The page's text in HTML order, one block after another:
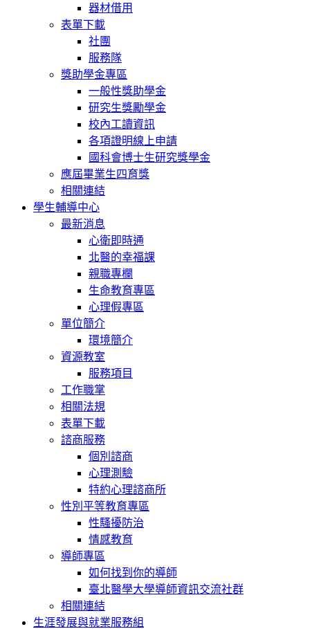
器材借用
表單下載
社團
服務隊
獎助學金專區
一般性獎助學金
研究生獎勵學金
校內工讀資訊
各項證明線上申請
國科會博士生研究獎學金
應屆畢業生四育獎
相關連結
學生輔導中心
最新消息
心衛即時通
北醫的幸福課
親職專欄
生命教育專區
心理假專區
單位簡介
環境簡介
資源教室
服務項目
工作職掌
相關法規
表單下載
諮商服務
個別諮商
心理測驗
特約心理諮商所
性別平等教育專區
性騷擾防治
情感教育
導師專區
如何找到你的導師
臺北醫學大學導師資訊交流社群
相關連結
生涯發展與就業服務組